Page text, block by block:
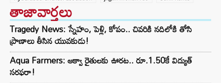
తాజావార్తలు
Tragedy News: స్నేహం, పెళ్లి, కోపం.. చివరికి నదిలోకి తోసి
ప్రాణాలు తీసిన యువకుడు!
Aqua Farmers: ఆక్వా రైతులకు ఊరట.. రూ.1.50కే విద్యుత్‌
సరఫరా!